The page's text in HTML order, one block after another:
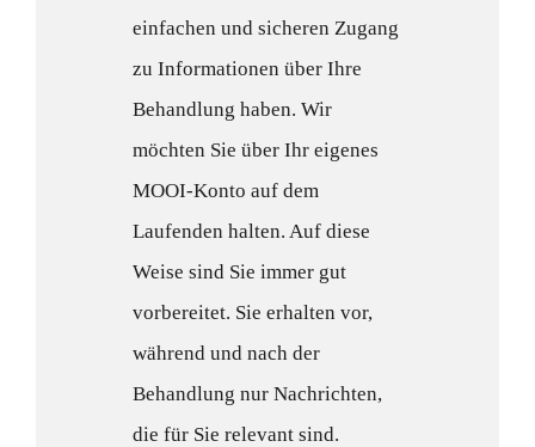
einfachen und sicheren Zugang
zu Informationen über Ihre
Behandlung haben. Wir
möchten Sie über Ihr eigenes
MOOI-Konto auf dem
Laufenden halten. Auf diese
Weise sind Sie immer gut
vorbereitet. Sie erhalten vor,
während und nach der
Behandlung nur Nachrichten,
die für Sie relevant sind.